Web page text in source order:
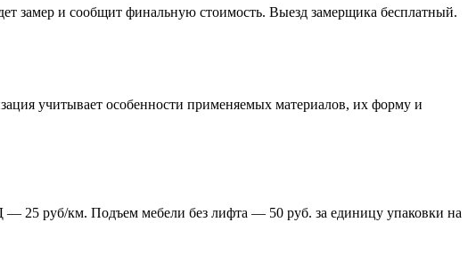
замер и сообщит финальную стоимость. Выезд замерщика бесплатный.
учитывает особенности применяемых материалов, их форму и
— 25 руб/км. Подъем мебели без лифта — 50 руб. за единицу упаковки на